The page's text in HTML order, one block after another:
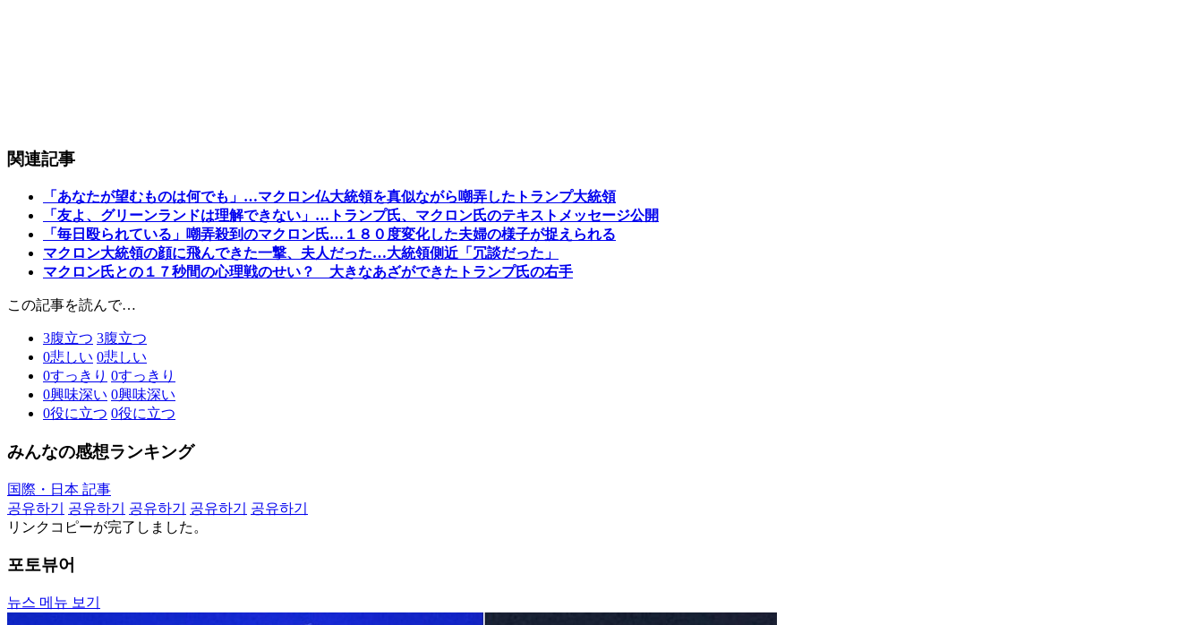
関連記事
「あなたが望むものは何でも」…マクロン仏大統領を真似ながら嘲弄したトランプ大統領
「友よ、グリーンランドは理解できない」…トランプ氏、マクロン氏のテキストメッセージ公開
「毎日殴られている」嘲弄殺到のマクロン氏…１８０度変化した夫婦の様子が捉えられる
マクロン大統領の顔に飛んできた一撃、夫人だった…大統領側近「冗談だった」
マクロン氏との１７秒間の心理戦のせい？ 大きなあざができたトランプ氏の右手
この記事を読んで…
3腹立つ 3腹立つ
0悲しい 0悲しい
0すっきり 0すっきり
0興味深い 0興味深い
0役に立つ 0役に立つ
みんなの感想ランキング
国際・日本 記事
공유하기
공유하기 공유하기 공유하기
공유하기
リンクコピーが完了しました。
포토뷰어
뉴스 메뉴 보기